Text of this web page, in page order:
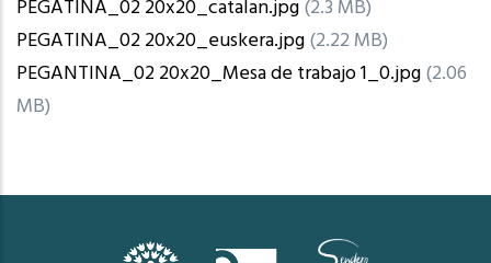
PEGATINA_02 20x20_catalan.jpg(2.3 MB)
PEGATINA_02 20x20_euskera.jpg(2.22 MB)
PEGANTINA_02 20x20_Mesa de trabajo 1_0.jpg(2.06
MB)